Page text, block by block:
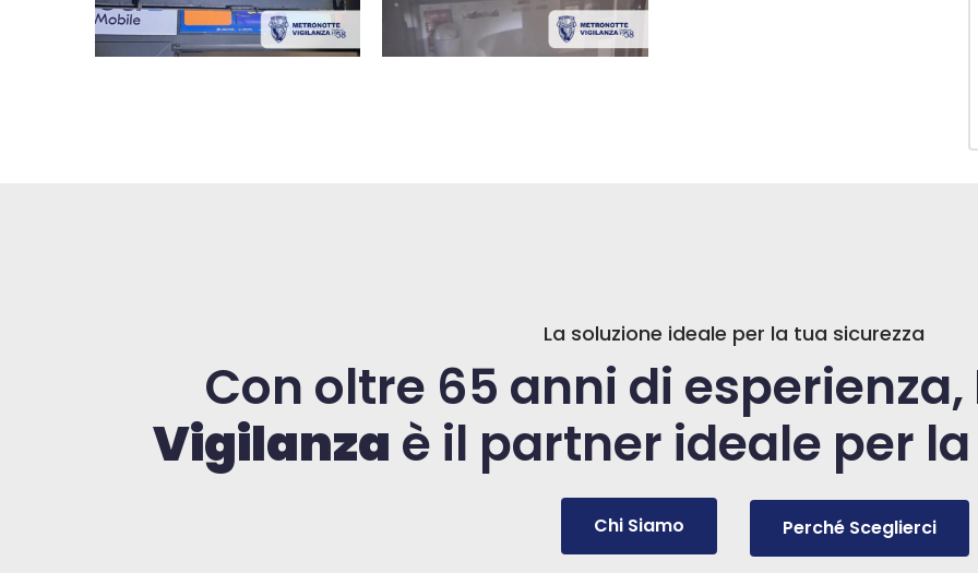
La soluzione ideale per la tua sicurezza
Con oltre 65 anni di esperienza,
Vigilanza è il partner ideale per
Chi Siamo Perché Sceglierci